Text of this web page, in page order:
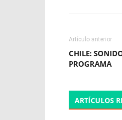
Artículo anterior
CHILE:
PROGRAMA
ARTÍCULOS